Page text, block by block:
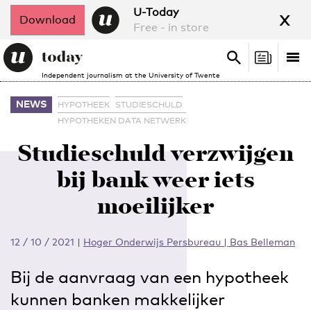
Download
U-Today
Free - in store
x
Independent journalism at the University of Twente
Search
Search
NEWS HYPOTHEEK
STUDIESCHULD
HYPOTHEKEN DATA NETWERK
Studieschuld verzwijgen
bij bank weer iets
moeilijker
12 / 10 / 2021 | Hoger Onderwijs Persbureau | Bas Belleman
Bij de aanvraag van een hypotheek
kunnen banken makkelijker